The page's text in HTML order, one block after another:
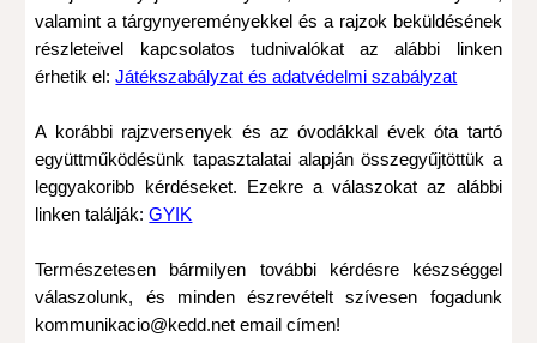
valamint a tárgynyereményekkel és a rajzok beküldésének
részleteivel kapcsolatos tudnivalókat az alábbi linken
érhetik el: Játékszabályzat és adatvédelmi szabályzat
A korábbi rajzversenyek és az óvodákkal évek óta tartó
együttműködésünk tapasztalatai alapján összegyűjtöttük a
leggyakoribb kérdéseket. Ezekre a válaszokat az alábbi
linken találják: GYIK
Természetesen bármilyen további kérdésre készséggel
válaszolunk, és minden észrevételt szívesen fogadunk
kommunikacio@kedd.net email címen!